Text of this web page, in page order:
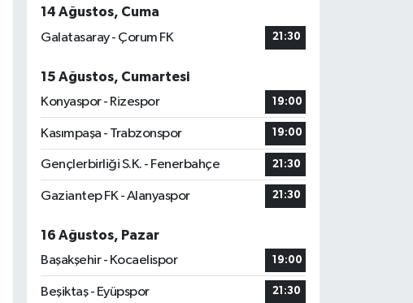
14 Ağustos, Cuma
Galatasaray - Çorum FK
21:30
15 Ağustos, Cumartesi
Konyaspor - Rizespor
19:00
Kasımpaşa - Trabzonspor 19:00
Gençlerbirliği S.K. - Fenerbahçe 21:30
Gaziantep FK - Alanyaspor 21:30
16 Ağustos, Pazar
Başakşehir - Kocaelispor
19:00
Beşiktaş - Eyüpspor 21:30